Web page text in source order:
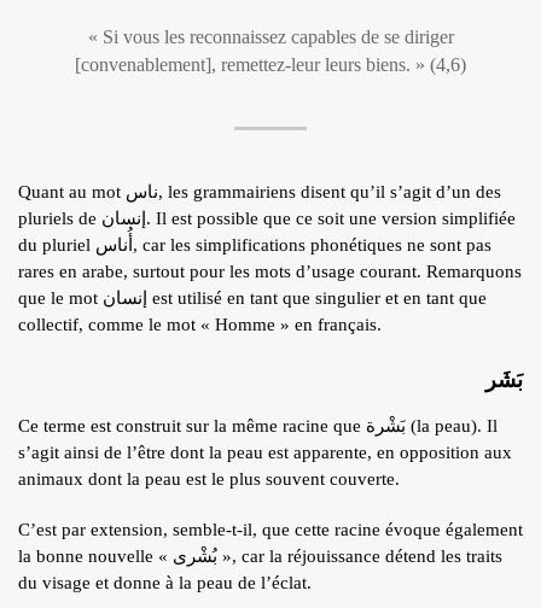
« Si vous les reconnaissez capables de se diriger
[convenablement], remettez-leur leurs biens. » (4,6)
Quant au mot ناس, les grammairiens disent qu’il s’agit d’un des
pluriels de إنسان. Il est possible que ce soit une version simplifiée
du pluriel أُناس, car les simplifications phonétiques ne sont pas
rares en arabe, surtout pour les mots d’usage courant. Remarquons
que le mot إنسان est utilisé en tant que singulier et en tant que
collectif, comme le mot « Homme » en français.
بَشَر
Ce terme est construit sur la même racine que بَشْرة (la peau). Il
s’agit ainsi de l’être dont la peau est apparente, en opposition aux
animaux dont la peau est le plus souvent couverte.
C’est par extension, semble-t-il, que cette racine évoque également
la bonne nouvelle « بُشْرى », car la réjouissance détend les traits
du visage et donne à la peau de l’éclat.